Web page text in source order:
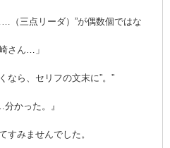
三点リーダ）”が偶数個ではな
さん…」
ら、セリフの文末に”。”
った。』
みませんでした。